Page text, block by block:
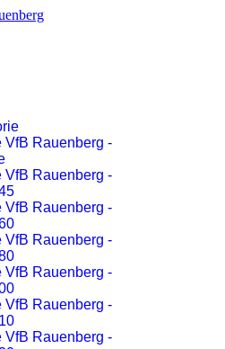
VfB Rauenberg -
VfB Rauenberg -
VfB Rauenberg -
VfB Rauenberg -
VfB Rauenberg -
VfB Rauenberg -
VfB Rauenberg -